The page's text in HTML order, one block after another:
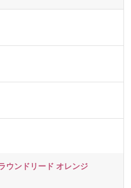
ウンドリード オレンジ